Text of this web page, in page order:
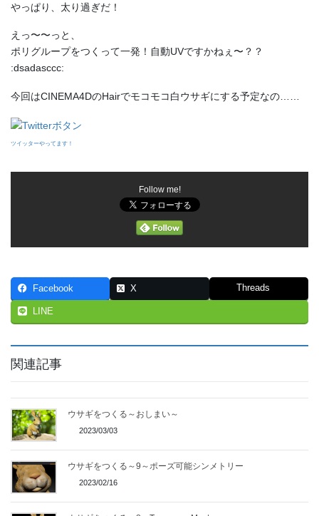
やっぱり、太り過ぎだ！
えっ〜〜っと、
ポリグループをつくって一発！自動UVですかねぇ〜？？
:dsadasccc:
今回はCINEMA4DのHairでモコモコ白ウサギにする予定なの……
ツイッターやってます！
Follow me!
Facebook X Threads
LINE
関連記事
ウサギをつくる～おしまい～
2023/03/03
ウサギをつくる～9～ポーズ可能シンメトリー
2023/02/16